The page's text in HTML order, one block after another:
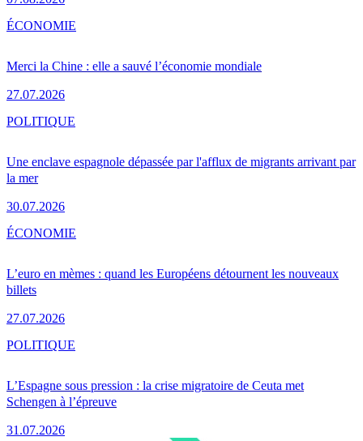
Merci la Chine : elle a sauvé l’économie mondiale
27.07.2026
ÉCONOMIE
Une enclave espagnole dépassée par l'afflux de migrants arrivant par
la mer
30.07.2026
POLITIQUE
L’euro en mèmes : quand les Européens détournent les nouveaux
billets
27.07.2026
ÉCONOMIE
L’Espagne sous pression : la crise migratoire de Ceuta met
Schengen à l’épreuve
31.07.2026
POLITIQUE